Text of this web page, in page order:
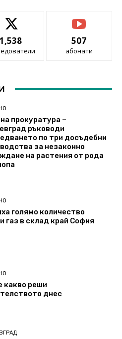
1,538 507
абонати
прокуратура –
ръководи
по три досъдебни
за незаконно
на растения от рода
голямо количество
газ в склад край София
какво реши
днес